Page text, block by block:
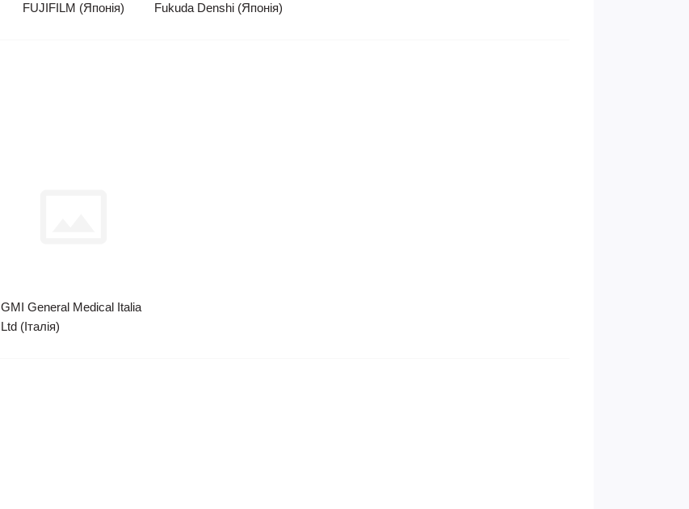
FUJIFILM (Японія) Fukuda Denshi (Японія)
GMI General Medical Italia
Ltd (Італія)